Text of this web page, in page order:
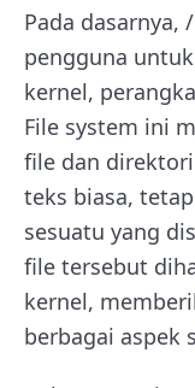
Pada dasarnya,
pengguna
kernel,
File system ini
file dan
teks biasa,
sesuatu yang
file tersebut
kernel,
berbagai aspek